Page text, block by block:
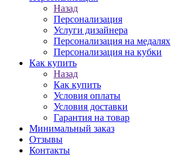
Назад
Персонализация
Услуги дизайнера
Персонализация на медалях
Персонализация на кубки
Как купить
Назад
Как купить
Условия оплаты
Условия доставки
Гарантия на товар
Минимальный заказ
Отзывы
Контакты